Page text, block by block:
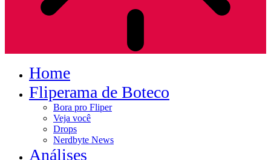
Home
Fliperama de Boteco
Bora pro Fliper
Veja você
Drops
Nerdbyte News
Análises